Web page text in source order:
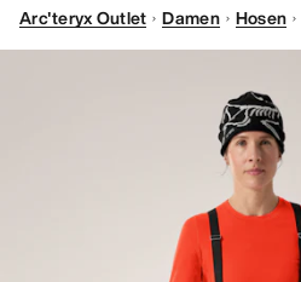
DAMEN
Arc'teryx Outlet Damen Hosen